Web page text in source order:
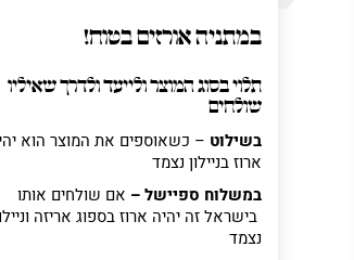
במתניה אורזים בטוח!
תלוי בסוג המוצר ולייעד ולדרך שאיליו
שולחים
בשילוט – כשאוספים את המוצר הוא
ארוז בניילון נצמד
במשלוח ספיישל – אם שולחים אותו
בישראל זה יהיה ארוז בספוג אריזה
נצמד